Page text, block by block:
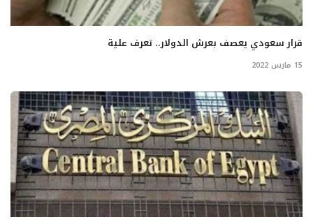
قرار سعودي يعصف بعرش الدولار.. تعرف علية
15 مارس 2022